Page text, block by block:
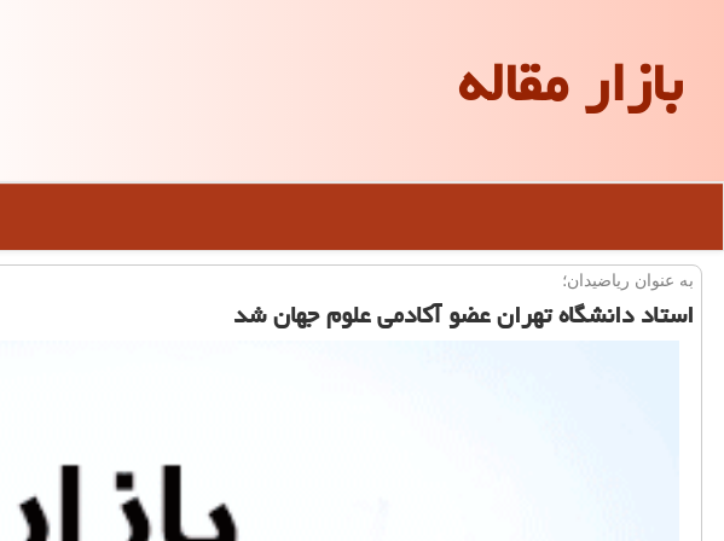
بازار مقاله
به عنوان ریاضیدان؛
استاد دانشگاه تهران عضو آكادمی علوم جهان شد